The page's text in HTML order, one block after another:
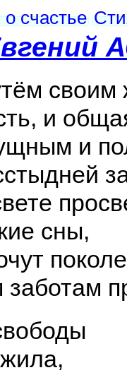
счастье
и
и
сны,